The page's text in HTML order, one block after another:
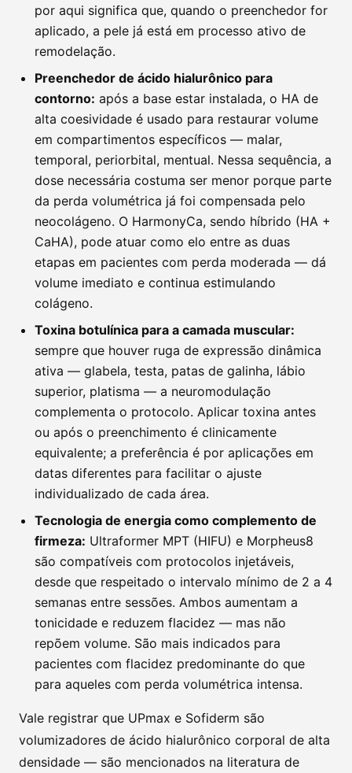
por aqui significa que, quando o preenchedor for
aplicado, a pele já está em processo ativo de
remodelação.
Preenchedor de ácido hialurônico para
contorno: após a base estar instalada, o HA de
alta coesividade é usado para restaurar volume
em compartimentos específicos — malar,
temporal, periorbital, mentual. Nessa sequência, a
dose necessária costuma ser menor porque parte
da perda volumétrica já foi compensada pelo
neocolágeno. O HarmonyCa, sendo híbrido (HA +
CaHA), pode atuar como elo entre as duas
etapas em pacientes com perda moderada — dá
volume imediato e continua estimulando
colágeno.
Toxina botulínica para a camada muscular:
sempre que houver ruga de expressão dinâmica
ativa — glabela, testa, patas de galinha, lábio
superior, platisma — a neuromodulação
complementa o protocolo. Aplicar toxina antes
ou após o preenchimento é clinicamente
equivalente; a preferência é por aplicações em
datas diferentes para facilitar o ajuste
individualizado de cada área.
Tecnologia de energia como complemento de
firmeza: Ultraformer MPT (HIFU) e Morpheus8
são compatíveis com protocolos injetáveis,
desde que respeitado o intervalo mínimo de 2 a 4
semanas entre sessões. Ambos aumentam a
tonicidade e reduzem flacidez — mas não
repõem volume. São mais indicados para
pacientes com flacidez predominante do que
para aqueles com perda volumétrica intensa.
Vale registrar que UPmax e Sofiderm são
volumizadores de ácido hialurônico corporal de alta
densidade — são mencionados na literatura de